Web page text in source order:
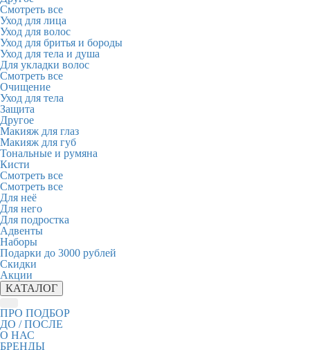
Смотреть все
Уход для лица
Уход для волос
Уход для бритья и бороды
Уход для тела и душа
Для укладки волос
Смотреть все
Очищение
Уход для тела
Защита
Другое
Макияж для глаз
Макияж для губ
Тональные и румяна
Кисти
Смотреть все
Смотреть все
Для неё
Для него
Для подростка
Адвенты
Наборы
Подарки до 3000 рублей
Скидки
Акции
КАТАЛОГ
ПРО ПОДБОР
ДО / ПОСЛЕ
О НАС
БРЕНДЫ